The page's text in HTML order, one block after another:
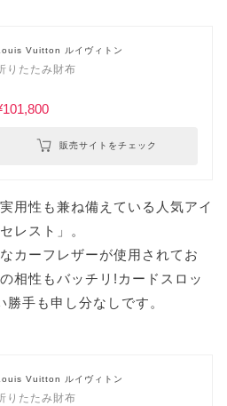
Vuitton ルイヴィトン
りたたみ財布
販売サイトをチェック
用性も兼ね備えている人気アイ
レスト」。
カーフレザーが使用されてお
相性もバッチリ!カードスロッ
勝手も申し分なしです。
Vuitton ルイヴィトン
りたたみ財布